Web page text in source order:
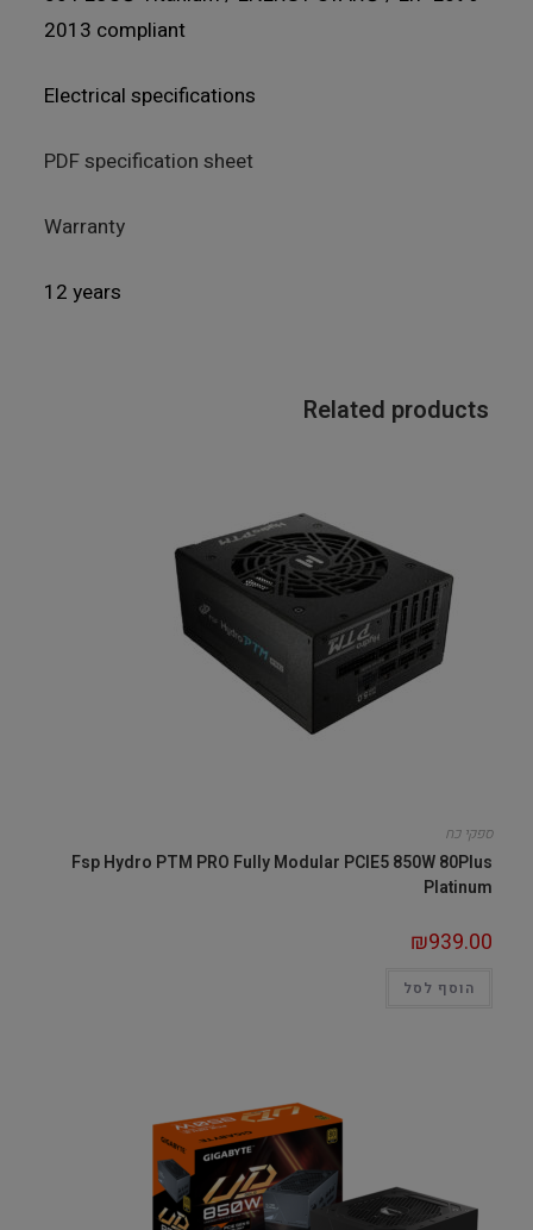
2013 compliant
Electrical specifications
PDF specification sheet
Warranty
12 years
Related products
ספקי כח
Fsp Hydro PTM PRO Fully Modular PCIE5 850W 80Plus
Platinum
₪939.00
הוסף לסל